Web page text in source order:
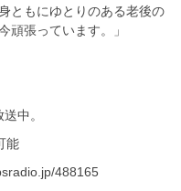
ともにゆとりのある老後の
頑張っています。」
中。
能
488165